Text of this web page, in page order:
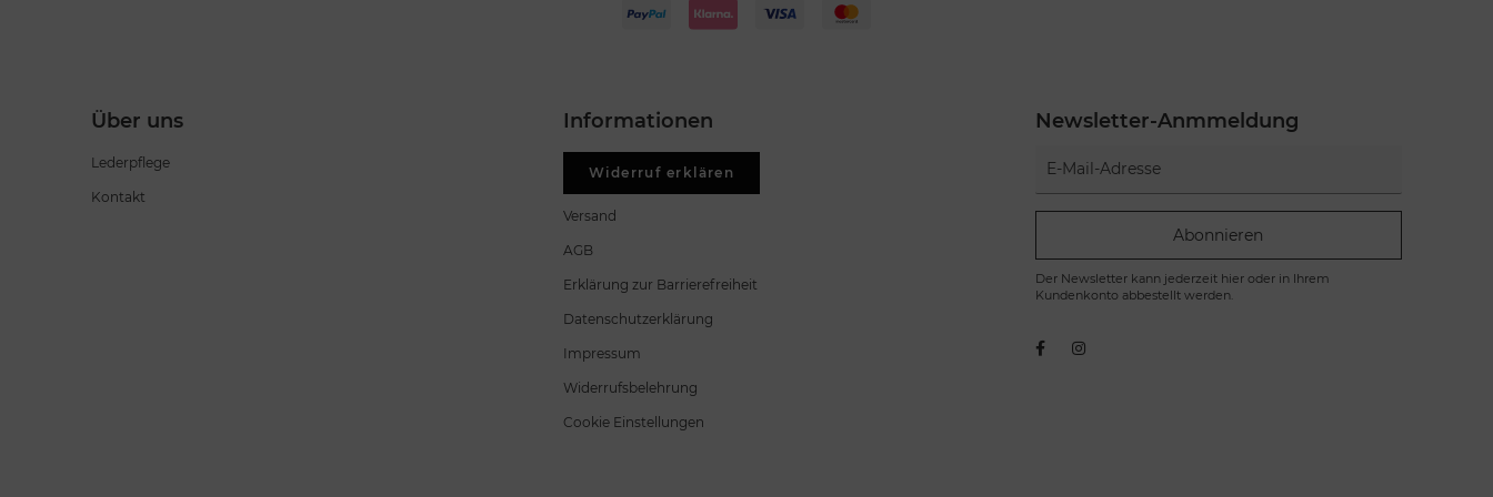
Über uns
Lederpflege
Kontakt
Informationen
Widerruf erklären
Versand
AGB
Erklärung zur Barrierefreiheit
Datenschutzerklärung
Impressum
Widerrufsbelehrung
Cookie Einstellungen
Newsletter-Anmmeldung
Abonnieren
Der Newsletter kann jederzeit hier oder in Ihrem
Kundenkonto abbestellt werden.